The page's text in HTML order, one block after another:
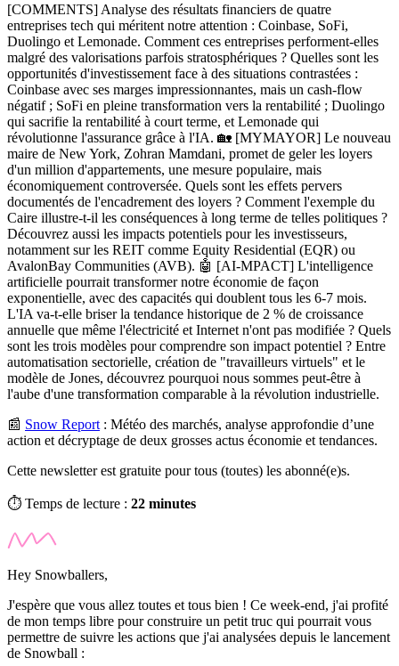
[COMMENTS] Analyse des résultats financiers de quatre
entreprises tech qui méritent notre attention : Coinbase, SoFi,
Duolingo et Lemonade. Comment ces entreprises performent-elles
malgré des valorisations parfois stratosphériques ? Quelles sont les
opportunités d'investissement face à des situations contrastées :
Coinbase avec ses marges impressionnantes, mais un cash-flow
négatif ; SoFi en pleine transformation vers la rentabilité ; Duolingo
qui sacrifie la rentabilité à court terme, et Lemonade qui
révolutionne l'assurance grâce à l'IA. 🏡 [MYMAYOR] Le nouveau
maire de New York, Zohran Mamdani, promet de geler les loyers
d'un million d'appartements, une mesure populaire, mais
économiquement controversée. Quels sont les effets pervers
documentés de l'encadrement des loyers ? Comment l'exemple du
Caire illustre-t-il les conséquences à long terme de telles politiques ?
Découvrez aussi les impacts potentiels pour les investisseurs,
notamment sur les REIT comme Equity Residential (EQR) ou
AvalonBay Communities (AVB). 🤖 [AI-MPACT] L'intelligence
artificielle pourrait transformer notre économie de façon
exponentielle, avec des capacités qui doublent tous les 6-7 mois.
L'IA va-t-elle briser la tendance historique de 2 % de croissance
annuelle que même l'électricité et Internet n'ont pas modifiée ? Quels
sont les trois modèles pour comprendre son impact potentiel ? Entre
automatisation sectorielle, création de "travailleurs virtuels" et le
modèle de Jones, découvrez pourquoi nous sommes peut-être à
l'aube d'une transformation comparable à la révolution industrielle.
📰 Snow Report : Météo des marchés, analyse approfondie d’une
action et décryptage de deux grosses actus économie et tendances.
Cette newsletter est gratuite pour tous (toutes) les abonné(e)s.
⏱️ Temps de lecture : 22 minutes
Hey Snowballers,
J'espère que vous allez toutes et tous bien ! Ce week-end, j'ai profité
de mon temps libre pour construire un petit truc qui pourrait vous
permettre de suivre les actions que j'ai analysées depuis le lancement
de Snowball :